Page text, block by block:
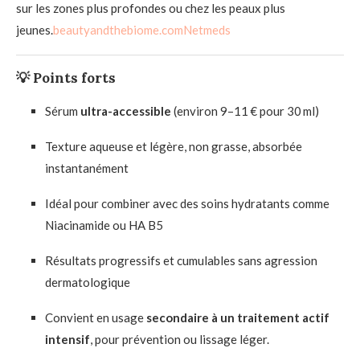
sur les zones plus profondes ou chez les peaux plus
jeunes.beautyandthebiome.comNetmeds
💡 Points forts
Sérum ultra-accessible (environ 9–11 € pour 30 ml)
Texture aqueuse et légère, non grasse, absorbée
instantanément
Idéal pour combiner avec des soins hydratants comme
Niacinamide ou HA B5
Résultats progressifs et cumulables sans agression
dermatologique
Convient en usage secondaire à un traitement actif
intensif, pour prévention ou lissage léger.